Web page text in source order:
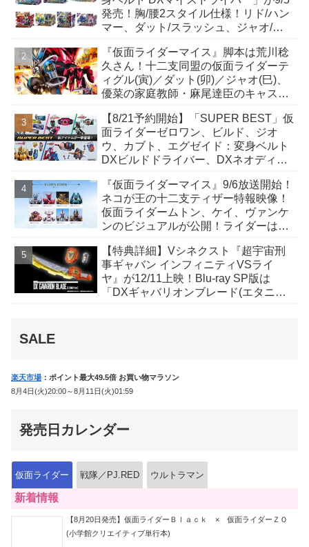
発売！胸/腰2スタイル仕様！リド/ハン
マー、ダット/スラッシュ、ジャオ/バ
も！
『仮面ライダーマイス』脚本は荒川稔
久さん！十二支同盟の仮面ライダーテ
ィグル(寅)／ダット(卯)／ジャオ(巳)、
優菜の家庭教師・麻尾達臣のキャスト
んも変身！
【8/21予約開始】「SUPER BEST」仮
面ライダーゼロワン、ビルド、ジオ
ウ、カブト、エグゼイド：変身ベルト
DXビルドドライバー、DXネオディケ
か12点！
『仮面ライダーマイス』9/6放送開始！
ネコが王の十二支ティザー特報映像！
仮面ライダームトン、ケイ、ヴァンケ
ンのビジュアルが公開！ライダーは子
【特典詳細】Vシネクスト『超宇宙刑
事ギャバン インフィニティVSライ
ヤ』が12/11上映！Blu-ray SP版は
「DXギャバリオンブレード(エタニテ
SALE
楽天市場 ：ポイント最大49.5倍 お買い物マラソン
8月4日(火)20:00～8月11日(火)01:59
発売日カレンダー
仮面ライダー 戦隊／PJ.RED ウルトラマン
新着情報
【8月20日発売】仮面ライダーＢｌａｃｋ × 仮面ライダーＺＯ
(小学館クリエイティブ単行本)